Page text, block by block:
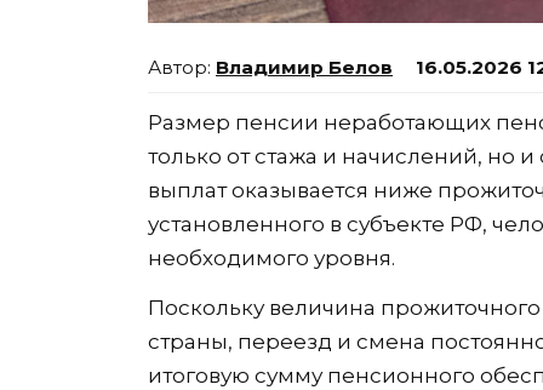
Владимир Белов 16.05.2026
Размер пенсии неработающих
только от стажа и начислений, но
выплат оказывается ниже
установленного в субъекте РФ,
необходимого уровня.
Поскольку величина
страны, переезд и смена
итоговую сумму пенсионного